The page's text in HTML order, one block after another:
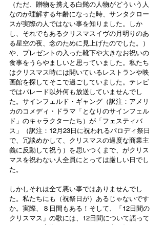
（ただ、贈物を携える白髭の人物がどういう人
なのか理解する年齢になった時、サンタクロー
スが実際の人ではない事を知りました。しか
し、それでもあるクリスマスイヴの月明りのあ
る星空の夜、念のために見上げたのでした。）
や、プレゼントの入った靴下や大きなお祝いの
食事をうらやましいと思っていました。私たち
はクリスマス時には開いているレストランや映
画館を探してそこで過ごしていました。テレビ
ではパレード以外何も放送していませんでし
た。サインフェルド・ギャング（訳注：アメリ
カのコメディ・ドラマ「となりのサインフェル
ド」のキャラクターたち）が「フェスティバ
ス」（訳注：12月23日に祝われるパロディ祭日
で、冗談めかして、クリスマスの過度な商業主
義に反動して祝う）を思いつくまで、がクリス
マスを祝わない人全員にとっては厳しい日でし
た。
しかしそれは全て悪い事ではありませんでし
た。私たちにも（祝祭日が）あるじゃないです
か。実際、８日間もある！そして、「12日間の
クリスマス」の歌には、12日間について語って